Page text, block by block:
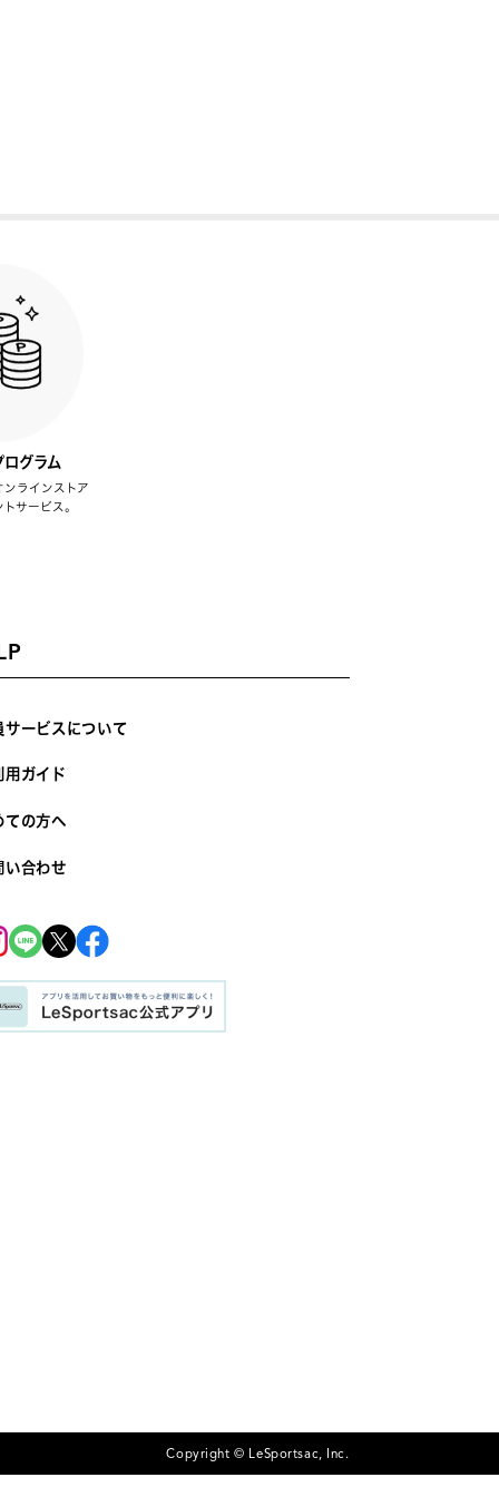
ログラム
ラインストア
サービス。
サービスについて
用ガイド
ての方へ
い合わせ
Copyright © LeSportsac, Inc.